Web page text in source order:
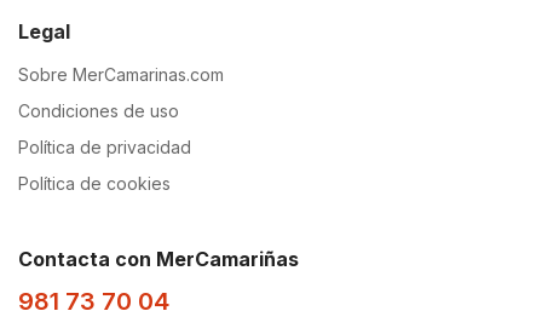
Legal
Sobre MerCamarinas.com
Condiciones de uso
Política de privacidad
Política de cookies
Contacta con MerCamariñas
981 73 70 04